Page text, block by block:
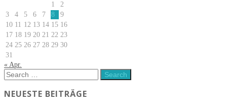
1
2
3
4 5 6 7 8
9
10 11 12 13 14 15 16
17 18 19 20 21 22 23
24 25 26 27 28 29 30
31
« Apr.
NEUESTE BEITRÄGE